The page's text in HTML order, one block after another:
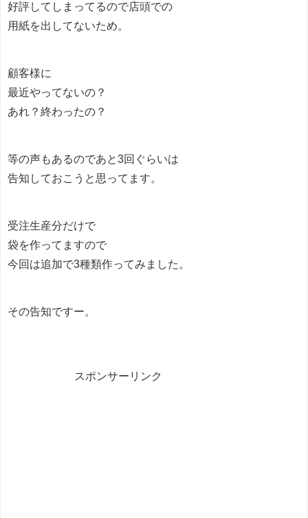
好評してしまってるので店頭での
用紙を出してないため。
顧客様に
最近やってないの？
あれ？終わったの？
等の声もあるのであと3回ぐらいは
告知しておこうと思ってます。
受注生産分だけで
袋を作ってますので
今回は追加で3種類作ってみました。
その告知ですー。
スポンサーリンク